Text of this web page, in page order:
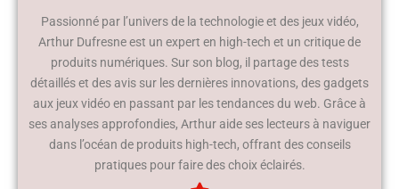
Passionné par l’univers de la technologie et des jeux vidéo,
Arthur Dufresne est un expert en high-tech et un critique de
produits numériques. Sur son blog, il partage des tests
détaillés et des avis sur les dernières innovations, des gadgets
aux jeux vidéo en passant par les tendances du web. Grâce à
ses analyses approfondies, Arthur aide ses lecteurs à naviguer
dans l’océan de produits high-tech, offrant des conseils
pratiques pour faire des choix éclairés.